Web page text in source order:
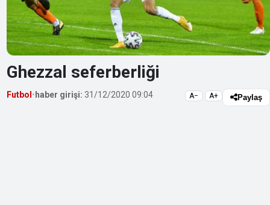
Ghezzal seferberliği
Futbol • haber girişi: 31/12/2020 09:04 A− A+ Paylaş